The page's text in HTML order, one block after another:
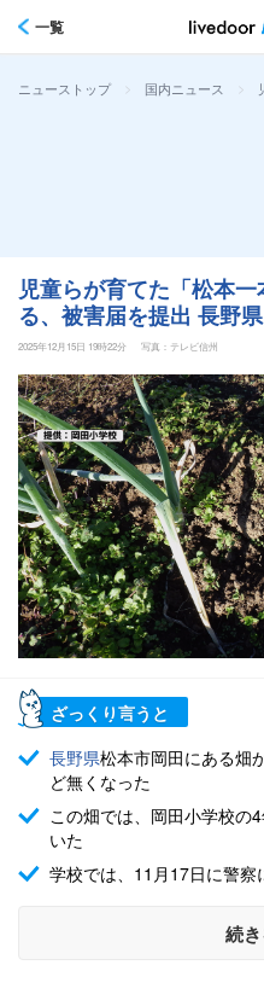
一覧
ニューストップ > 国内ニュース >
児童らが育てた「松本
る、被害届を提出 長野県
2025年12月15日 19時22分
写真：テレビ信州
ざっくり言うと
長野県松本市岡田にある畑
ど無くなった
この畑では、岡田小学校の
いた
学校では、11月17日に警察
続